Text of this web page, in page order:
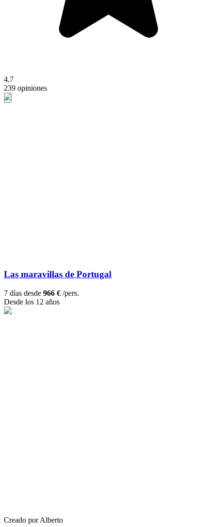
4.7
239 opiniones
Las maravillas de Portugal
7 días desde 966 € /pers.
Desde los 12 años
Creado por Alberto